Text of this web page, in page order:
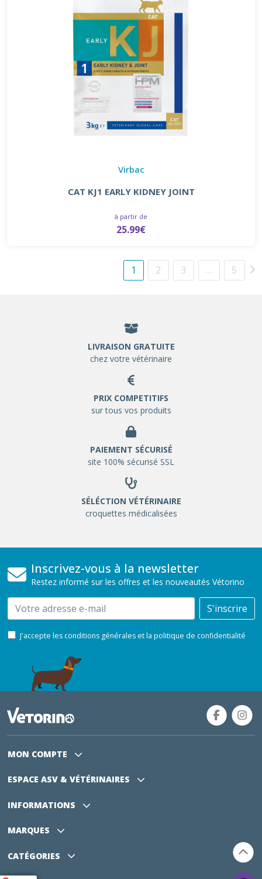
Virbac
CAT KJ1 EARLY KIDNEY JOINT
à partir de
25.99€
1 2 3 … 5
LIVRAISON GRATUITE
chez votre vétérinaire
PRIX COMPETITIFS
sur tous vos produits
PAIEMENT SÉCURISÉ
site 100% sécurisé SSL
SÉLÉCTION VÉTÉRINAIRE
croquettes médicalisées
Inscrivez-vous à la newsletter
Restez informé sur les offres et les nouveautés Vétorino
Email S'inscrire
J'accepte les conditions générales et la politique de confidentialité
MON COMPTE
ESPACE ASV & VÉTÉRINAIRES
INFORMATIONS
MARQUES
CATÉGORIES